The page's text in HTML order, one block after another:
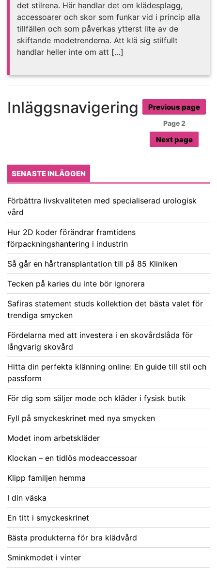
det stilrena. Här handlar det om klädesplagg,
accessoarer och skor som funkar vid i princip alla
tillfällen och som påverkas ytterst lite av de
skiftande modetrenderna. Att klä sig stilfullt
handlar heller inte om att […]
Inläggsnavigering Previous page
Page2
Next page
SENASTE INLÄGGEN
Förbättra livskvaliteten med specialiserad urologisk
vård
Hur 2D koder förändrar framtidens
förpackningshantering i industrin
Så går en hårtransplantation till på 85 Kliniken
Tecken på karies du inte bör ignorera
Safiras statement studs kollektion det bästa valet för
trendiga smycken
Fördelarna med att investera i en skovårdslåda för
långvarig skovård
Hitta din perfekta klänning online: En guide till stil och
passform
För dig som säljer mode och kläder i fysisk butik
Fyll på smyckeskrinet med nya smycken
Modet inom arbetskläder
Klockan – en tidlös modeaccessoar
Klipp familjen hemma
I din väska
En titt i smyckeskrinet
Bästa produkterna för bra klädvård
Sminkmodet i vinter